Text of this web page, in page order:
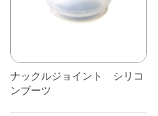
選
択
で
ナックルジョイント シリコ
ンブーツ